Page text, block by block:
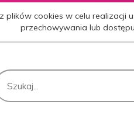
plików cookies w celu realizacji
przechowywania lub